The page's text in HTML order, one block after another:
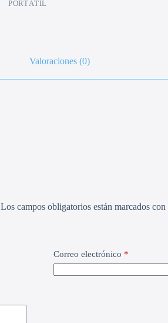
PORTÁTIL
Valoraciones (0)
Los campos obligatorios están marcados con
Correo electrónico *